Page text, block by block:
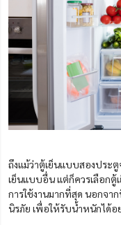
ถึงแม้ว่าตู้เย็นแบบสองประ
เย็นแบบอื่น แต่ก็ควรเลือกตู้
การใช้งานมากที่สุด นอกจา
นิรภัย เพื่อให้รับน้ำหนักได้อ